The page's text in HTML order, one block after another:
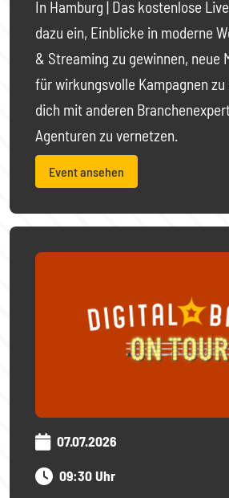
In Hamburg | Das kostenlose
dazu ein, Einblicke in moderne
& Streaming zu gewinnen, neue
für wirkungsvolle Kampagnen
dich mit anderen
Agenturen zu vernetzen.
Event ansehen
07.07.2026
09:30 Uhr